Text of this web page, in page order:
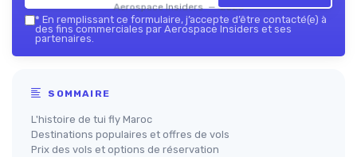
Aerospace Insiders — 2026
* En remplissant ce formulaire, j’accepte d’être contacté(e) à
des fins commerciales par Aerospace Insiders et ses
partenaires.
SOMMAIRE
L'histoire de tui fly Maroc
Destinations populaires et offres de vols
Prix des vols et options de réservation